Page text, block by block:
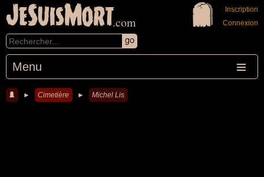
JeSuisMort.com
Menu
Inscription
Connexion
► Cimetière ► Michel Lis